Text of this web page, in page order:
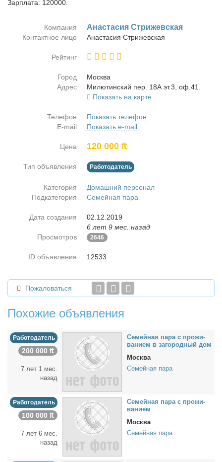
Зарплата: 120000.
Компания Ана­ста­сия Стри­жев­ская
Контактное лицо Ана­ста­сия Стри­жев­ская
Рейтинг
Город
Москва
Адрес
Ми­лю­тин­ский пер. 18А эт.3, оф.41.
Показать на карте
Телефон
Показать телефон
E-mail
Показать e-mail
Цена 120 000 ₶
Тип объявления Работодатель
Категория
Домашний персонал
Подкатегория
Семейная пара
Дата создания
02.12.2019
6 лет 9 мес. назад
Просмотров
2646
ID объявления 12533
Пожаловаться
Похожие объявления
Работодатель
200 000 ₶
7 лет 1 мес.
назад
Се­мей­ная па­ра с про­жи­
ва­ни­ем в за­го­род­ный дом
Москва
Семейная пара
Работодатель
100 000 ₶
7 лет 6 мес.
назад
Се­мей­ная па­ра с про­жи­
ва­ни­ем
Москва
Семейная пара